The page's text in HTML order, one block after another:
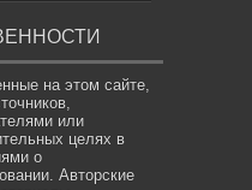
на этом сайте,
или
целях в
о
Авторские